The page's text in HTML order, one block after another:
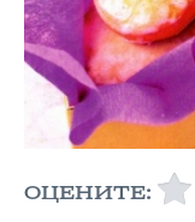
ОЦЕНИТЕ: